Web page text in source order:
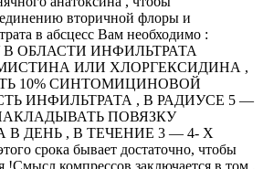
вторичной флоры и
в абсцесс Вам необходимо :
ОБЛАСТИ ИНФИЛЬТРАТА
ИЛИ ХЛОРГЕКСИДИНА ,
10% СИНТОМИЦИНОВОЙ
ИНФИЛЬТРАТА , В РАДИУСЕ 5 —
ПОВЯЗКУ
В ДЕНЬ , В ТЕЧЕНИЕ 3 — 4- Х
срока бывает достаточно, чтобы
!Смысл компрессов заключается в том ,